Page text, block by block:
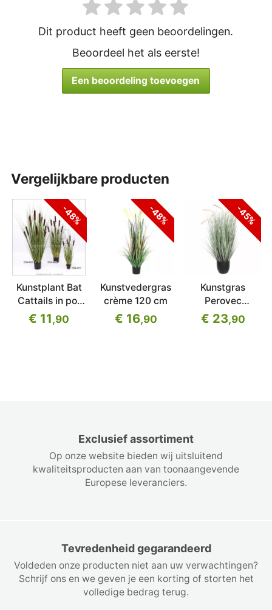
Exclusief assortiment
Op onze website bieden wij uitsluitend
kwaliteitsproducten aan van toonaangevende
Europese leveranciers.
Tevredenheid gegarandeerd
Voldeden onze producten niet aan uw verwachtingen?
Schrijf ons en we geven je een korting of storten het
volledige bedrag terug.
Dit product heeft geen beoordelingen.
Beoordeel het als eerste!
Een beoordeling toevoegen
vergelijkbare producten
-48%
Kunstplant Bat
Cattails in pot
90 cm
€ 11,90
-48%
Kunstvedergras
crème 120 cm
€ 16,90
-45%
Kunstgras
Perovec
psiarkovitý roz
roze 105 cm
€ 23,90